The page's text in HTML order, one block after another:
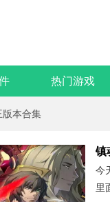
热门游戏
版本合集
镇
今
里